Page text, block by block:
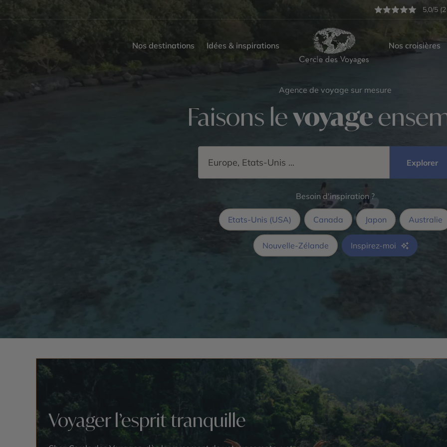
5,0/5
Nos destinations Idées & inspirations Nos croisières
Agence de voyage sur mesure
Faisons levoyage
Explorer
Besoin d'inspiration ?
Etats-Unis (USA) Canada Japon Australie
Nouvelle-Zélande Inspirez-moi
Voyager l’esprit tranquille